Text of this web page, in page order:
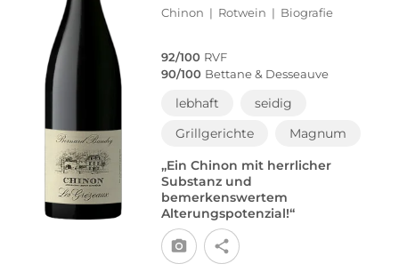
Chinon | Rotwein | Biografie
92/100 RVF
90/100 Bettane & Desseauve
lebhaft
seidig
Grillgerichte
Magnum
„Ein Chinon mit herrlicher
Substanz und
bemerkenswertem
Alterungspotenzial!“